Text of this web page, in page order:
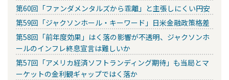
第60回「ファンダメンタルズから乖離」と主張しにくい円安
第59回「ジャクソンホール・キーワード」日米金融政策格差
第58回「前年度効果」はく落の影響が不透明、ジャクソンホ
ールのインフレ終息宣言は難しいか
第57回「アメリカ経済ソフトランディング期待」も当局とマ
ーケットの金利観ギャップではく落か